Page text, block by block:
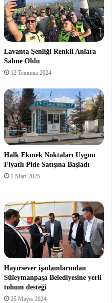
Lavanta Şenliği Renkli Anlara
Sahne Oldu
12 Temmuz 2024
Halk Ekmek Noktaları Uygun
Fiyatlı Pide Satışına Başladı
1 Mart 2025
Hayırsever işadamlarından
Süleymanpaşa Belediyesine yerli
tohum desteği
25 Mayıs 2024